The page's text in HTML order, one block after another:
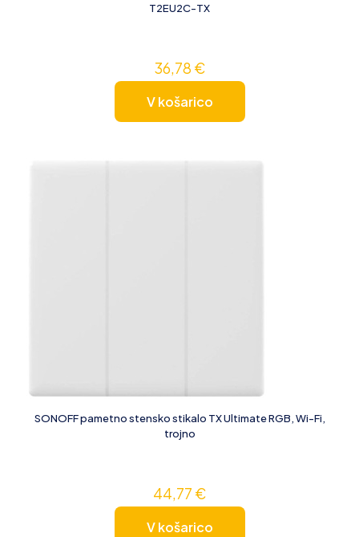
T2EU2C-TX
36,78 €
V košarico
SONOFF pametno stensko stikalo TX Ultimate RGB, Wi-Fi,
trojno
44,77 €
V košarico